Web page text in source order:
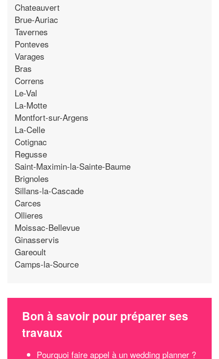
Chateauvert
Brue-Auriac
Tavernes
Ponteves
Varages
Bras
Correns
Le-Val
La-Motte
Montfort-sur-Argens
La-Celle
Cotignac
Regusse
Saint-Maximin-la-Sainte-Baume
Brignoles
Sillans-la-Cascade
Carces
Ollieres
Moissac-Bellevue
Ginasservis
Gareoult
Camps-la-Source
Bon à savoir pour préparer ses
travaux
Pourquoi faire appel à un wedding planner ?